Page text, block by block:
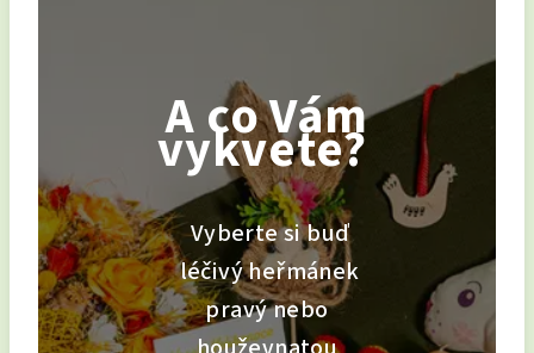
A co Vám
vykvete?
Vyberte si buď
léčivý heřmánek
pravý nebo